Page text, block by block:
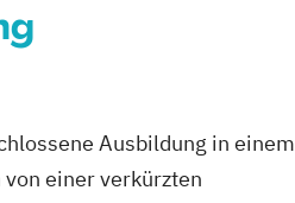
Ausbildung in einem
einer verkürzten